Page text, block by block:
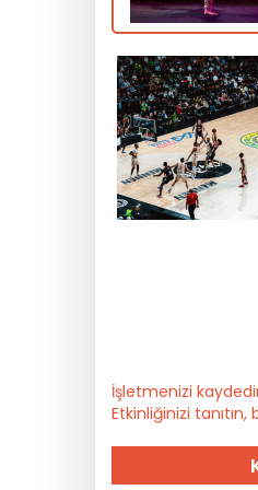
İşletmenizi
Etkinliğinizi tanıtın,